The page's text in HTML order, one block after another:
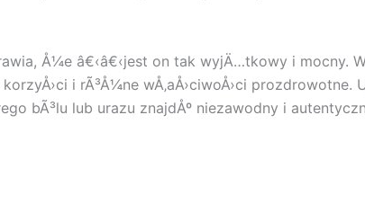
Å¼e â€‹â€‹jest on tak wyjÄ…tkowy i mocny.
i rÃ³Å¼ne wÅ‚aÅ›ciwoÅ›ci prozdrowotne.
bÃ³lu lub urazu znajdÅº niezawodny i